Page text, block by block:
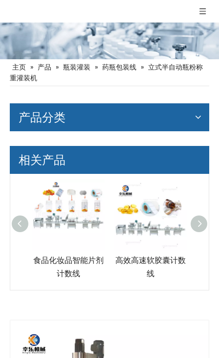
主页 » 产品 » 瓶装灌装 » 药瓶包装线 » 立式半自动瓶粉称
重灌装机
产品分类
相关产品
食品化妆品智能片剂
计数线
高效高速软胶囊计数
线